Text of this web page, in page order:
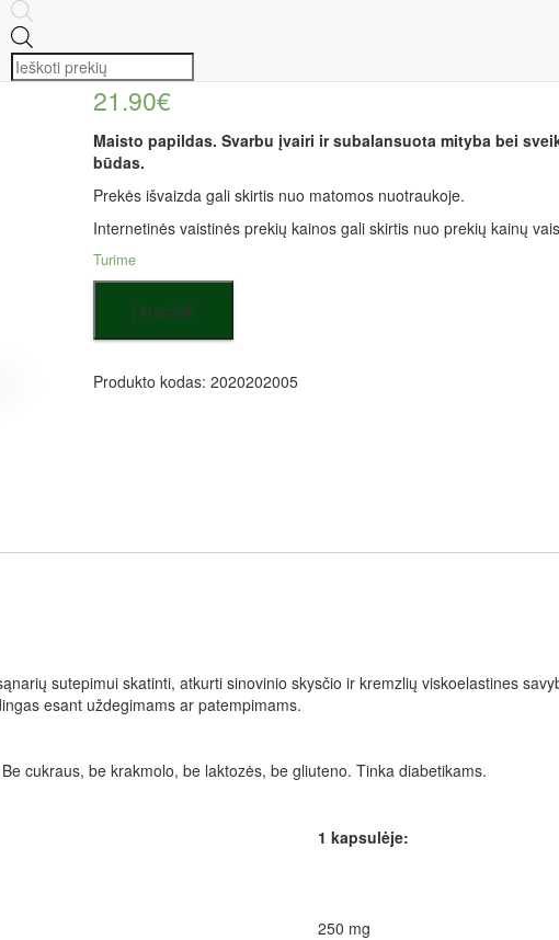
search
kaps.
Agiflex Dietmed N.40 kaps.
21.90€
Maisto papildas. Svarbu įvairi ir subalansuota mityba bei
būdas.
Prekės išvaizda gali skirtis nuo matomos nuotraukoje.
Internetinės vaistinės prekių kainos gali skirtis nuo prekių kainų
Turime
produkto
kiekis:
Agiflex
N.40
Į krepšelį
Produkto kodas: 2020202005
sutepimui skatinti, atkurti sinovinio skysčio ir kremzlių viskoelastines
esant uždegimams ar patempimams.
cukraus, be krakmolo, be laktozės, be gliuteno. Tinka diabetikams.
1 kapsulėje:
250 mg